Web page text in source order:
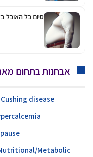
סיום כל האוכל
אבחנות בתחום
Cushing disease
Metabolic